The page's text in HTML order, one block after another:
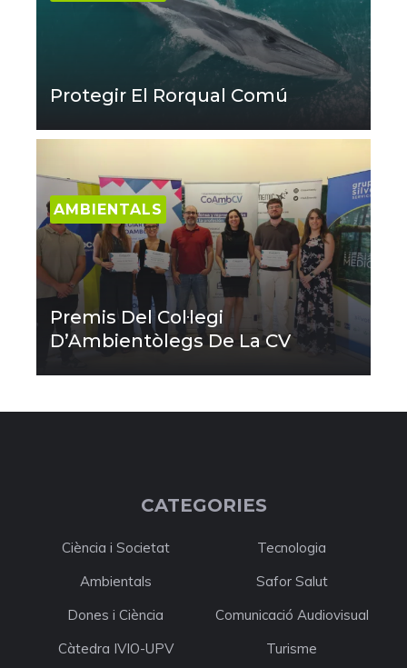
Protegir El Rorqual Comú
AMBIENTALS
Premis Del Col·legi
D’Ambientòlegs De La CV
CATEGORIES
Ciència i Societat
Tecnologia
Ambientals
Safor Salut
Dones i Ciència
Comunicació Audiovisual
Càtedra IVIO-UPV
Turisme